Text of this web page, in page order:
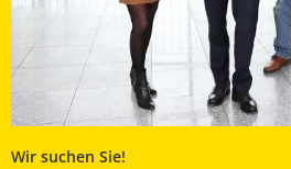
Wir suchen Sie!